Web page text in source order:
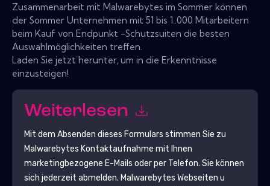
Zusammenarbeit mit Malwarebytes im Sommer können
der Sommer Unternehmen mit 51 bis 1..000 Mitarbeitern
beim Kauf von Endpunkt -Schutzsuiten die besten
Auswahlmöglichkeiten treffen.
Laden Sie jetzt herunter, um in die Erkenntnisse
einzusteigen!
Weiterlesen
Mit dem Absenden dieses Formulars stimmen Sie zu
Malwarebytes Kontaktaufnahme mit Ihnen
marketingbezogene E-Mails oder per Telefon. Sie können
sich jederzeit abmelden. Malwarebytes Webseiten u